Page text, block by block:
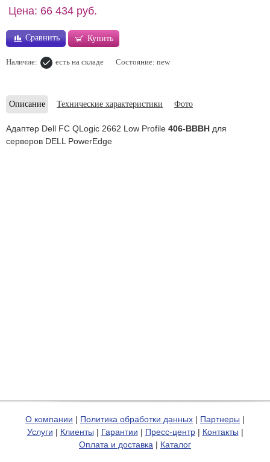
Цена: 66 434 руб.
Сравнить Купить
Наличие: есть на складе Состояние: new
Описание Технические характеристики Фото
Адаптер Dell FC QLogic 2662 Low Profile 406-BBBH для
серверов DELL PowerEdge
О компании | Политика обработки данных | Партнеры |
Услуги | Клиенты | Гарантии | Пресс-центр| Контакты |
Оплата и доставка | Каталог